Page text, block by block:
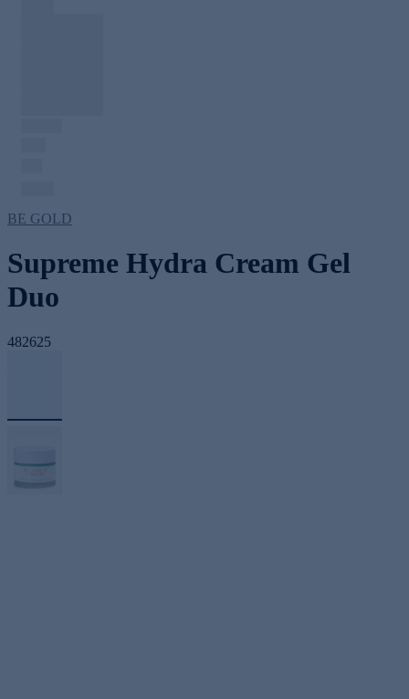
BE GOLD
Supreme Hydra Cream Gel
Duo
482625